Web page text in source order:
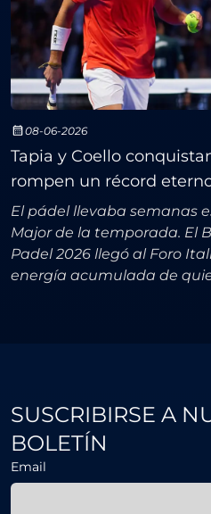
08-06-2026
Tapia y Coello
rompen un récord
El pádel llevaba semanas
Major de la temporada. El
Padel 2026 llegó al Foro
energía acumulada de
SUSCRIBIRSE A
BOLETÍN
Email